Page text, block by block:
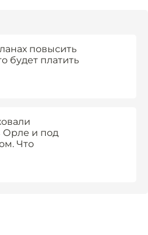
повысить
будет платить
Орле и под
Что